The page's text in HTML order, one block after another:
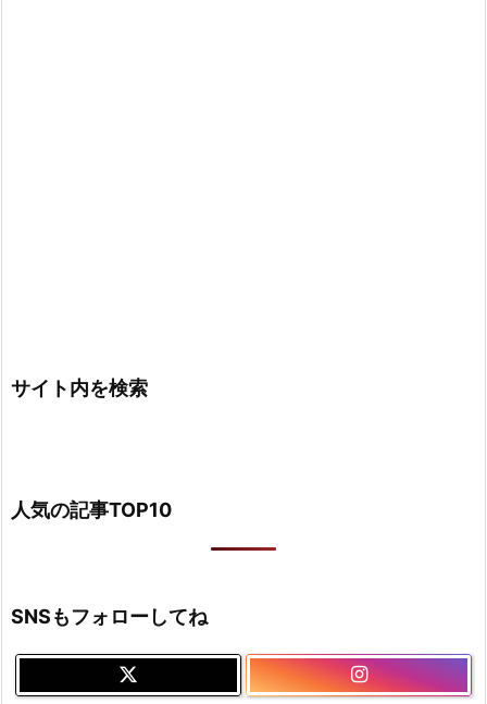
サイト内を検索
人気の記事TOP10
SNSもフォローしてね